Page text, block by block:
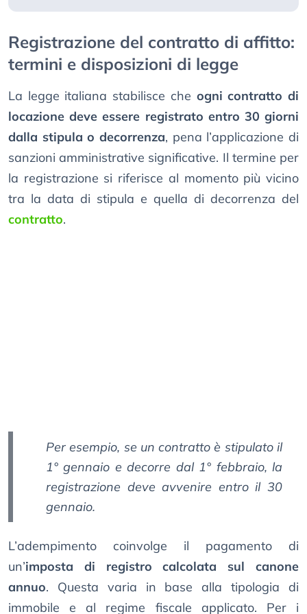
Registrazione del contratto di affitto:
termini e disposizioni di legge
La legge italiana stabilisce che ogni contratto di
locazione deve essere registrato entro 30 giorni
dalla stipula o decorrenza, pena l’applicazione di
sanzioni amministrative significative. Il termine per
la registrazione si riferisce al momento più vicino
tra la data di stipula e quella di decorrenza del
contratto.
Per esempio, se un contratto è stipulato il
1° gennaio e decorre dal 1° febbraio, la
registrazione deve avvenire entro il 30
gennaio.
L’adempimento coinvolge il pagamento di
un’imposta di registro calcolata sul canone
annuo. Questa varia in base alla tipologia di
immobile e al regime fiscale applicato. Per i